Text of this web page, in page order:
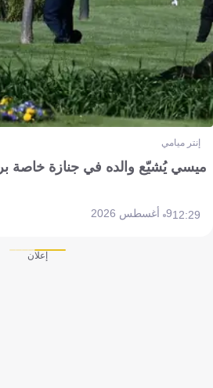
إنتر ميامي
ميسي يُشيّع والده في جنازة خاصة
12:299 أغسطس 2026
إعلان